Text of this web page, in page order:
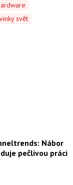
svět
Nábor
pečlivou práci